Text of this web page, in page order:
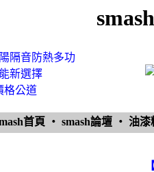
隔音防熱多功
新選擇
格公道
首頁 ‧ smash論壇 ‧ 油